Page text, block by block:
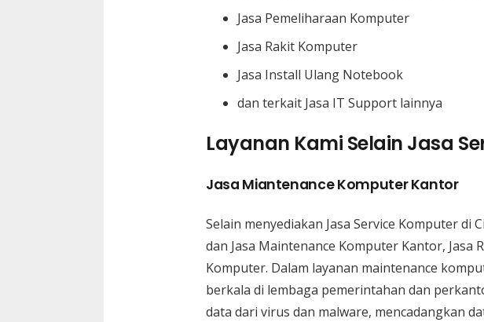
Jasa Pemeliharaan Komputer
Jasa Rakit Komputer
Jasa Install Ulang Notebook
dan terkait Jasa IT Support lainnya
Layanan Kami Selain Jasa
Jasa Miantenance Komputer Kantor
Selain menyediakan Jasa Service Komputer di
dan Jasa Maintenance Komputer Kantor, Jasa
Komputer. Dalam layanan maintenance
berkala di lembaga pemerintahan dan
data dari virus dan malware, mencadangkan